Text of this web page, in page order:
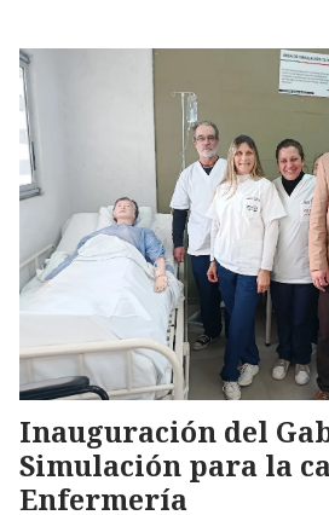
Inauguración del
Simulación para la
Enfermería